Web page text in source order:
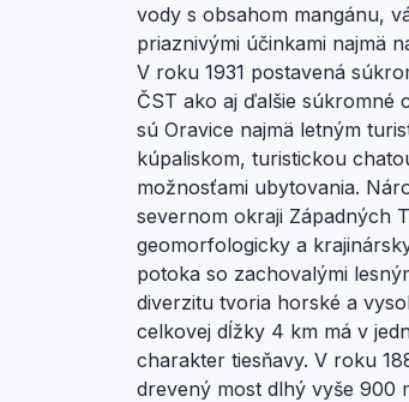
vody s obsahom mangánu,
priaznivými účinkami najmä
V roku 1931 postavená
ČST ako aj ďalšie súkromné
sú Oravice najmä letným
kúpaliskom, turistickou
možnosťami ubytovania.
severnom okraji Západných
geomorfologicky a
potoka so zachovalými
diverzitu tvoria horské a
celkovej dĺžky 4 km má v
charakter tiesňavy. V roku
drevený most dlhý vyše 900